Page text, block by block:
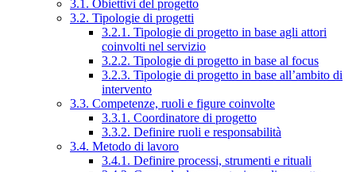
3.1. Obiettivi del progetto
3.2. Tipologie di progetti
3.2.1. Tipologie di progetto in base agli attori
coinvolti nel servizio
3.2.2. Tipologie di progetto in base al focus
3.2.3. Tipologie di progetto in base all’ambito di
intervento
3.3. Competenze, ruoli e figure coinvolte
3.3.1. Coordinatore di progetto
3.3.2. Definire ruoli e responsabilità
3.4. Metodo di lavoro
3.4.1. Definire processi, strumenti e rituali